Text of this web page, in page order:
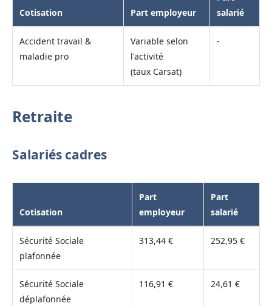
Cotisation Part employeur
salarié
Accident travail &
maladie pro
Variable selon
l'activité
(taux Carsat)
-
Retraite
Salariés cadres
Cotisation
Part
employeur
Part
salarié
Sécurité Sociale
plafonnée
313,44 € 252,95 €
Sécurité Sociale
déplafonnée
116,91 € 24,61 €